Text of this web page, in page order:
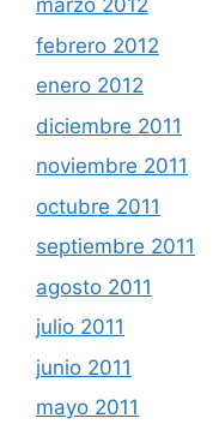
marzo 2012
febrero 2012
enero 2012
diciembre 2011
noviembre 2011
octubre 2011
septiembre 2011
agosto 2011
julio 2011
junio 2011
mayo 2011